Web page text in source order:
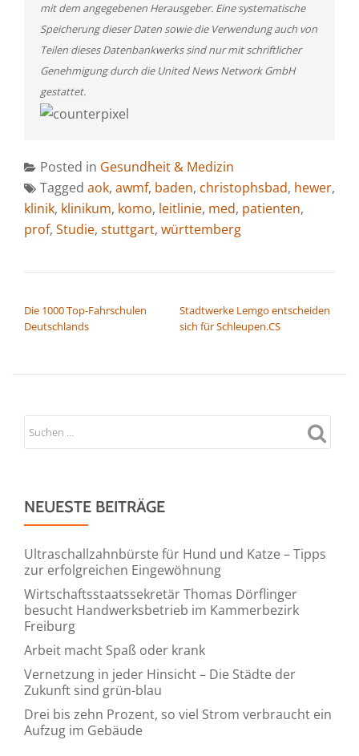
mit dem angegebenen Herausgeber. Eine systematische
Speicherung dieser Daten sowie die Verwendung auch von
Teilen dieses Datenbankwerks sind nur mit schriftlicher
Genehmigung durch die United News Network GmbH
gestattet.
Posted in Gesundheit & Medizin
Tagged aok, awmf, baden, christophsbad, hewer,
klinik, klinikum, komo, leitlinie, med, patienten,
prof, Studie, stuttgart, württemberg
Die 1000 Top-Fahrschulen
Deutschlands
Stadtwerke Lemgo entscheiden
sich für Schleupen.CS
NEUESTE BEITRÄGE
Ultraschallzahnbürste für Hund und Katze – Tipps
zur erfolgreichen Eingewöhnung
Wirtschaftsstaatssekretär Thomas Dörflinger
besucht Handwerksbetrieb im Kammerbezirk
Freiburg
Arbeit macht Spaß oder krank
Vernetzung in jeder Hinsicht – Die Städte der
Zukunft sind grün-blau
Drei bis zehn Prozent, so viel Strom verbraucht ein
Aufzug im Gebäude